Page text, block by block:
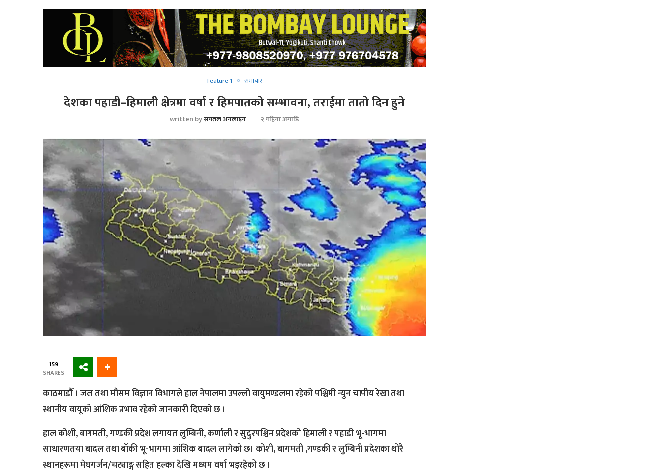
Feature 1 समाचार
देशका पहाडी–हिमाली क्षेत्रमा वर्षा र हिमपातको सम्भावना, तराईमा तातो दिन हुने
written byसमतल अनलाइन २ महिना अगाडि
159
SHARES
काठमाडौँ । जल तथा मौसम विज्ञान विभागले हाल नेपालमा उपल्लो वायुमण्डलमा रहेको पश्चिमी न्युन चापीय रेखा तथा
स्थानीय वायूको आंशिक प्रभाव रहेको जानकारी दिएको छ ।
हाल कोशी, बागमती, गण्डकी प्रदेश लगायत लुम्बिनी, कर्णाली र सुदुरपश्चिम प्रदेशको हिमाली र पहाडी भू-भागमा
साधारणतया बादल तथा बाँकी भू-भागमा आंशिक बादल लागेको छ। कोशी, बागमती ,गण्डकी र लुम्बिनी प्रदेशका थोरै
स्थानहरूमा मेघगर्जन/चट्याङ्ग सहित हल्का देखि मध्यम वर्षा भइरहेको छ ।